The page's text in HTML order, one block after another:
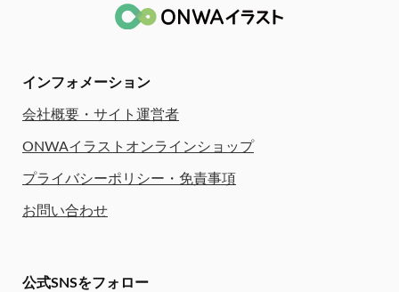
インフォメーション
会社概要・サイト運営者
ONWAイラストオンラインショップ
プライバシーポリシー・免責事項
お問い合わせ
公式SNSをフォロー